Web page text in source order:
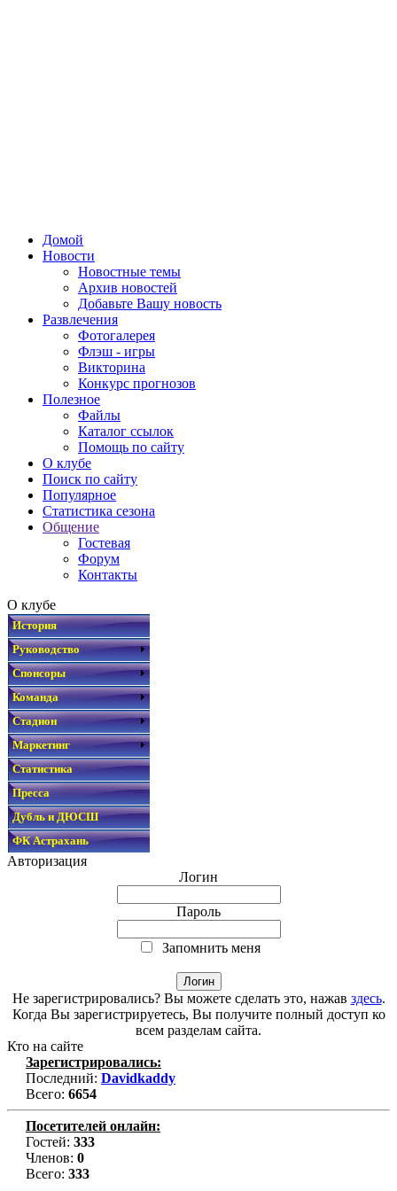
Домой
Новости
Новостные темы
Архив новостей
Добавьте Вашу новость
Развлечения
Фотогалерея
Флэш - игры
Викторина
Конкурс прогнозов
Полезное
Файлы
Каталог ссылок
Помощь по сайту
О клубе
Поиск по сайту
Популярное
Статистика сезона
Общение
Гостевая
Форум
Контакты
О клубе
История
Руководство
Спонсоры
Команда
Стадион
Маркетинг
Статистика
Пресса
Дубль и ДЮСШ
ФК Астрахань
Авторизация
Логин
Пароль
Запомнить меня
Не зарегистрировались? Вы можете сделать это, нажав здесь.
Когда Вы зарегистрируетесь, Вы получите полный доступ ко
всем разделам сайта.
Кто на сайте
Зарегистрировались:
Последний: Davidkaddy
Всего: 6654
Посетителей онлайн:
Гостей: 333
Членов: 0
Всего: 333